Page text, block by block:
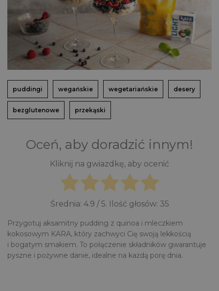
puddingi wegańskie wegetariańskie desery
bezglutenowe przekąski
Oceń, aby doradzić innym!
Kliknij na gwiazdkę, aby ocenić
Średnia: 4.9 / 5. Ilość głosów: 35
Przygotuj aksamitny pudding z quinoa i mleczkiem
kokosowym KARA, który zachwyci Cię swoją lekkością
i bogatym smakiem. To połączenie składników gwarantuje
pyszne i pożywne danie, idealne na każdą porę dnia.